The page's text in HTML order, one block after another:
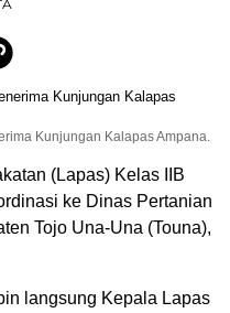
Kunjungan Kalapas Ampana.
(Lapas) Kelas IIB
ke Dinas Pertanian
Tojo Una-Una (Touna),
langsung Kepala Lapas